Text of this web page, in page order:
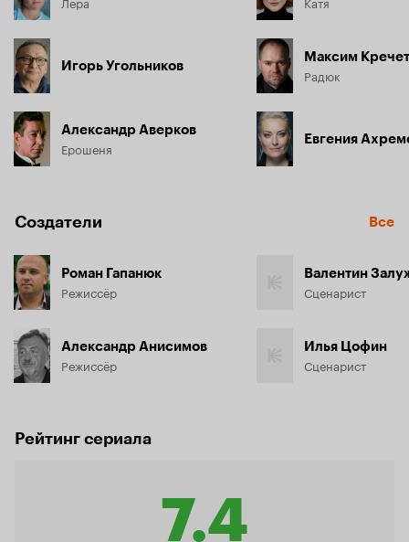
Игорь Угольников
Александр Аверков
Ерошеня
Максим
Радюк
Евгения
Создатели Все
Роман Гапанюк
Режиссёр
Александр Анисимов
Режиссёр
Валентин
Сценарист
Илья Цофин
Сценарист
Рейтинг сериала
7.4